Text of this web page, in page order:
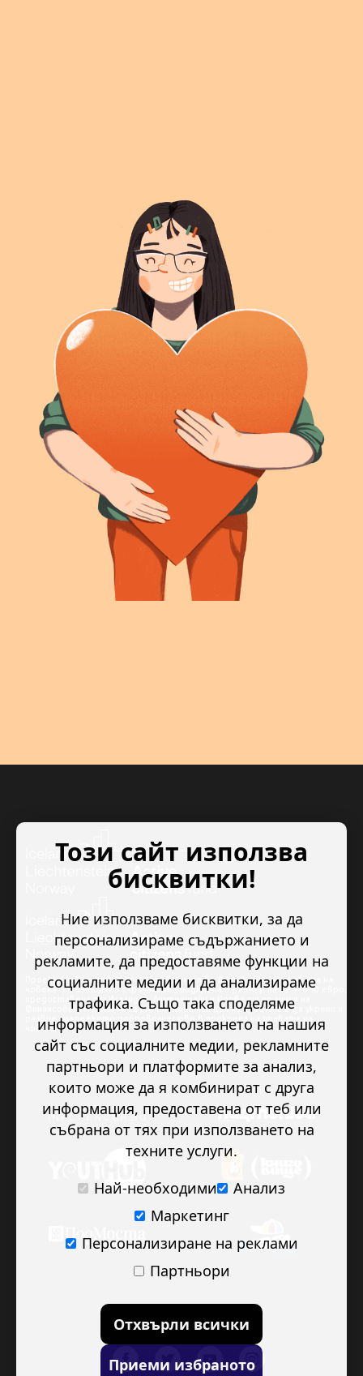
Проектът “Младежкото доброволчество в подкрепа на правата на
човека” се изпълнява с финансова подкрепа в размер на 89 978.50 евро,
предоставена от Исландия, Лихтенщайн и Норвегия по линия на
Финансовия механизъм на ЕИП. Основната цел на проекта е да укрепи и
развие младежкото доброволчество в подкрепа на правата на
човека.
Този сайт използва
бисквитки!
Ние използваме бисквитки, за да
персонализираме съдържанието и
рекламите, да предоставяме функции на
социалните медии и да анализираме
трафика. Също така споделяме
информация за използването на нашия
сайт със социалните медии, рекламните
партньори и платформите за анализ,
които може да я комбинират с друга
информация, предоставена от теб или
събрана от тях при използването на
техните услуги.
Най-необходими
Анализ
Маркетинг
Персонализиране на реклами
Партньори
Отхвърли всички
Приеми избраното